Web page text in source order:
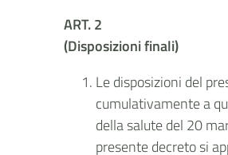
ART. 2
(Disposizioni finali)
Le disposizioni del
cumulativamente a
della salute del 20
presente decreto si